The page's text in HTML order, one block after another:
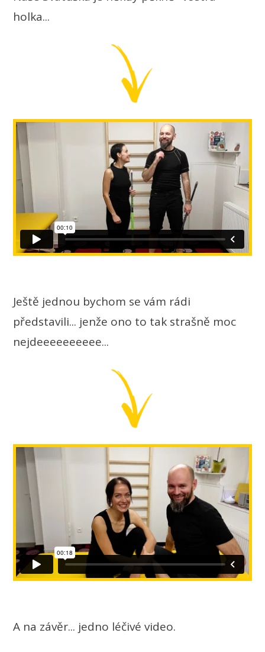
holka...
Ještě jednou bychom se vám rádi
představili... jenže ono to tak strašně moc
nejdeeeeeeeeee...
A na závěr... jedno léčivé video.